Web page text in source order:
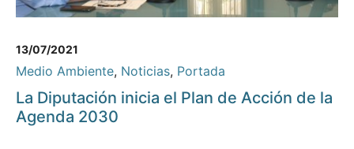
13/07/2021
Medio Ambiente, Noticias, Portada
La Diputación inicia el Plan de Acción de la
Agenda 2030